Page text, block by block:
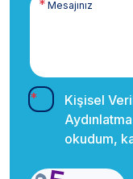
Kişisel
okudum,